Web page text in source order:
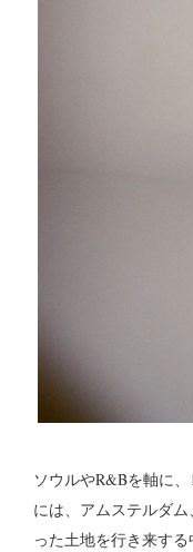
ソウルやR&Bを軸に
には、アムステルダ
った土地を行き来す